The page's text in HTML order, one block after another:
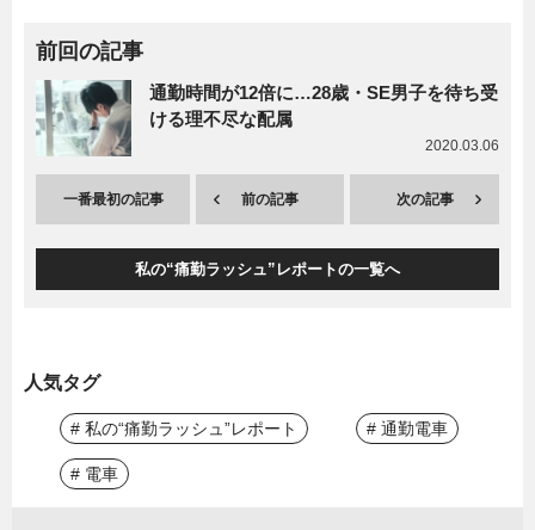
前回の記事
通勤時間が12倍に…28歳・SE男子を待ち受
ける理不尽な配属
2020.03.06
一番最初の記事 前の記事 次の記事
私の“痛勤ラッシュ”レポートの一覧へ
人気タグ
# 私の“痛勤ラッシュ”レポート # 通勤電車
# 電車